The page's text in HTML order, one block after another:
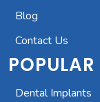
Blog
Contact Us
Dental Implants